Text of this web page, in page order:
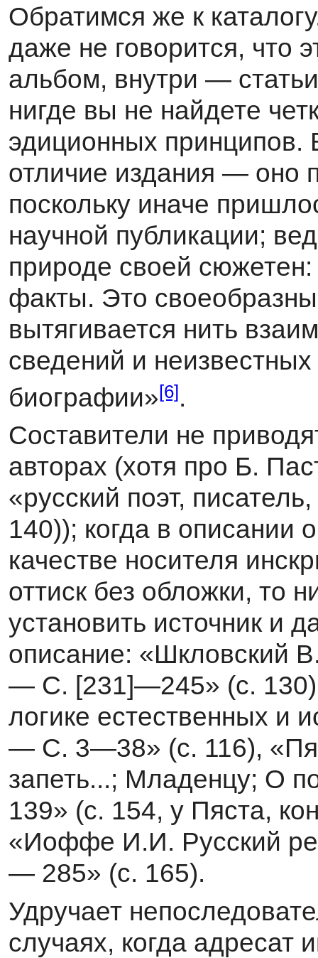
Обратимся же к
даже не говорится, что
альбом, внутри —
нигде вы не найдете
эдиционных принципов.
отличие издания — оно
поскольку иначе
научной публикации;
природе своей
факты. Это
вытягивается нить
сведений и
биографии»[6].
Составители не
авторах (хотя про Б.
«русский поэт,
140)); когда в описании
качестве носителя
оттиск без обложки, то
установить ис­точник и
описание: «Шкловский
— С. [231]—245» (с.
логике естественных и
— С. 3—38» (с. 116),
запеть...; Младенцу; О
139» (с. 154, у Пяста,
«Иоффе И.И. Русский
— 285» (с. 165).
Удручает
случаях, когда адресат